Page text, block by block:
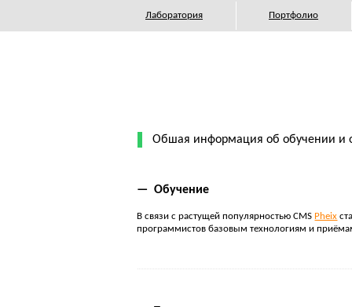
Лаборатория Портфолио
Обшая информация об обучении и
— Обучение
В связи с растущей популярностью CMS Pheix
программистов базовым технологиям и